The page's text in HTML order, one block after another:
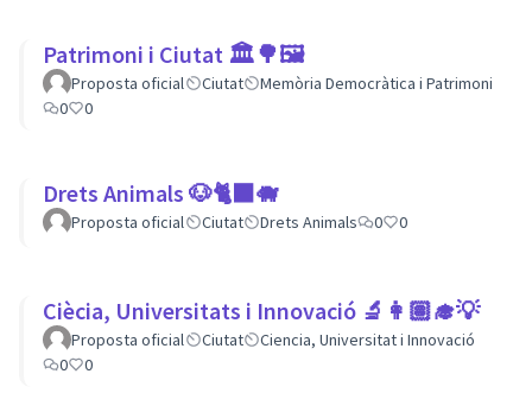
Patrimoni i Ciutat 🏛🌳🖼
Proposta oficial Ciutat
Memòria Democràtica i Patrimoni
0
0
Drets Animals 🐶🐈‍⬛️🐗
Proposta oficial Ciutat Drets Animals 0 0
Ciècia, Universitats i Innovació 🔬👩🏽‍🎓💡
Proposta oficial Ciutat
Ciencia, Universitat i Innovació
0
0